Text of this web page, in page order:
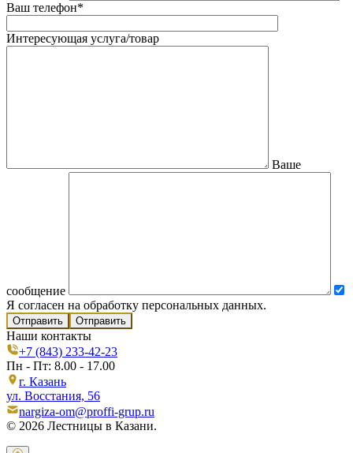
Ваш телефон*
Интересующая услуга/товар
Ваше
сообщение
Я согласен на обработку персональных данных.
Отправить
Наши контакты
+7 (843) 233-42-23
Пн - Пт: 8.00 - 17.00
г. Казань
ул. Восстания, 56
nargiza-om@proffi-grup.ru
© 2026 Лестницы в Казани.